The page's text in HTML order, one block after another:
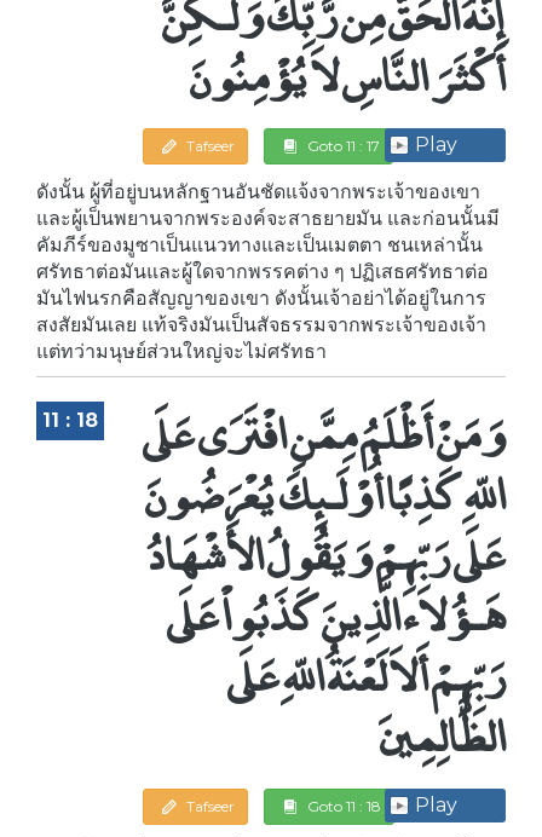
أَكْثَرَ النَّاسِ لاَ يُؤْمِنُونَ
Tafseer Goto 11 : 17 Play
ดังนั้น ผู้ที่อยู่บนหลักฐานอันชัดแจ้งจากพระเจ้าของเขา
และผู้เป็นพยานจากพระองค์จะสาธยายมัน และก่อนนั้นมี
คัมภีร์ของมูซาเป็นแนวทางและเป็นเมตตา ชนเหล่านั้น
ศรัทธาต่อมันและผู้ใดจากพรรคต่าง ๆ ปฏิเสธศรัทธาต่อ
มันไฟนรกคือสัญญาของเขา ดังนั้นเจ้าอย่าได้อยู่ในการ
สงสัยมันเลย แท้จริงมันเป็นสัจธรรมจากพระเจ้าของเจ้า
แต่ทว่ามนุษย์ส่วนใหญ่จะไม่ศรัทธา
11 : 18 وَمَنْ أَظْلَمُ مِمَّنِ افْتَرَى عَلَى
اللّهِ كَذِبًا أُوْلَـئِكَ يُعْرَضُونَ
عَلَى رَبِّهِمْ وَيَقُولُ الأَشْهَادُ
هَـؤُلاء الَّذِينَ كَذَبُواْ عَلَى
رَبِّهِمْ أَلاَ لَعْنَةُ اللّهِ عَلَى
الظَّالِمِينَ
Tafseer Goto 11 : 18 Play